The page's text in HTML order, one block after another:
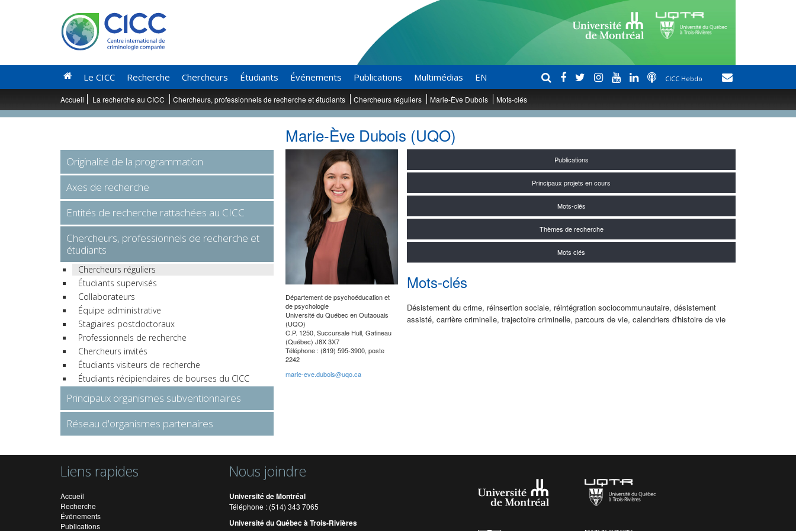
Le CICC Recherche Chercheurs Étudiants Événements Publications Multimédias EN CICC Hebdo
Accueil La recherche au CICC Chercheurs, professionnels de recherche et étudiants Chercheurs réguliers Marie-Ève Dubois Mots-clés
Marie-Ève Dubois (UQO)
Département de psychoéducation et
de psychologie
Université du Québec en Outaouais
(UQO)
C.P. 1250, Succursale Hull, Gatineau
(Québec) J8X 3X7
Téléphone : (819) 595-3900, poste
2242
marie-eve.dubois@uqo.ca
Publications
Principaux projets en cours
Mots-clés
Thèmes de recherche
Mots clés
Mots-clés
Désistement du crime, réinsertion sociale, réintégration sociocommunautaire, désistement
assisté, carrière criminelle, trajectoire criminelle, parcours de vie, calendriers d'histoire de vie
Originalité de la programmation
Axes de recherche
Entités de recherche rattachées au CICC
Chercheurs, professionnels de recherche et
étudiants
Chercheurs réguliers
Étudiants supervisés
Collaborateurs
Équipe administrative
Stagiaires postdoctoraux
Professionnels de recherche
Chercheurs invités
Étudiants visiteurs de recherche
Étudiants récipiendaires de bourses du CICC
Principaux organismes subventionnaires
Réseau d'organismes partenaires
Liens rapides
Accueil
Recherche
Événements
Publications
Nous joindre
Université de Montréal
Téléphone : (514) 343 7065
Université du Québec à Trois-Rivières